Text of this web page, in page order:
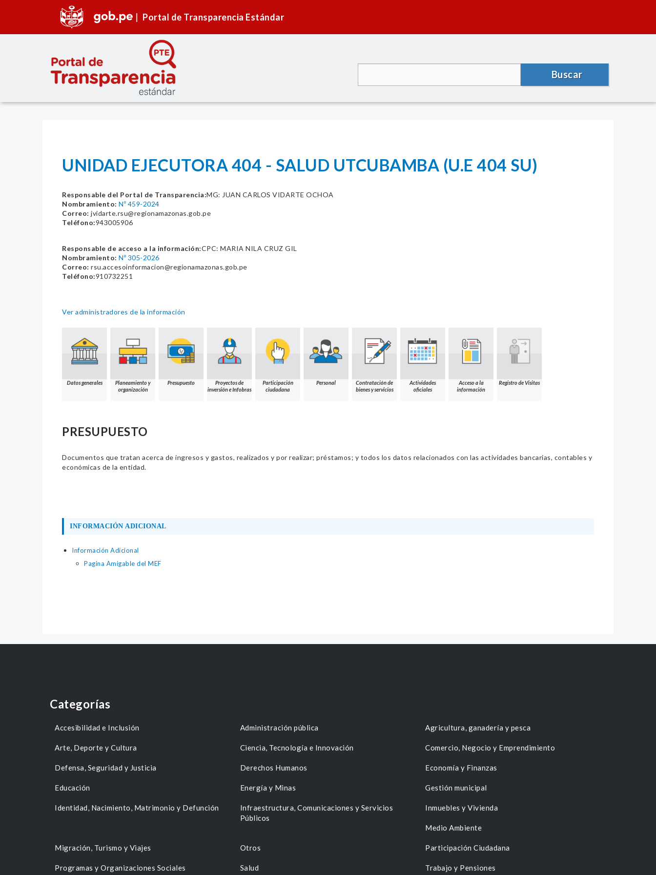
Portal de Transparencia Estándar
Buscar
UNIDAD EJECUTORA 404 - SALUD UTCUBAMBA (U.E 404 SU)
Responsable del Portal de Transparencia:MG: JUAN CARLOS VIDARTE OCHOA
Nombramiento: Nº 459-2024
Correo: jvidarte.rsu@regionamazonas.gob.pe
Teléfono:943005906
Responsable de acceso a la información:CPC: MARIA NILA CRUZ GIL
Nombramiento: Nº 305-2026
Correo: rsu.accesoinformacion@regionamazonas.gob.pe
Teléfono:910732251
Ver administradores de la información
Datos generales
Planeamiento y
organización
Presupuesto
Proyectos de
inversión e Infobras
Participación
ciudadana
Personal
Contratación de
bienes y servicios
Actividades
oficiales
Acceso a la
información
Registro de Visitas
PRESUPUESTO
Documentos que tratan acerca de ingresos y gastos, realizados y por realizar; préstamos; y todos los datos relacionados con las actividades bancarias, contables y
económicas de la entidad.
INFORMACIÓN ADICIONAL
Información Adicional
Pagina Amigable del MEF
Categorías
Accesibilidad e Inclusión Administración pública Agricultura, ganadería y pesca
Arte, Deporte y Cultura Ciencia, Tecnología e Innovación Comercio, Negocio y Emprendimiento
Defensa, Seguridad y Justicia Derechos Humanos Economía y Finanzas
Educación Energía y Minas Gestión municipal
Identidad, Nacimiento, Matrimonio y Defunción
Infraestructura, Comunicaciones y Servicios
Públicos
Inmuebles y Vivienda
Medio Ambiente
Migración, Turismo y Viajes Otros Participación Ciudadana
Programas y Organizaciones Sociales Salud Trabajo y Pensiones